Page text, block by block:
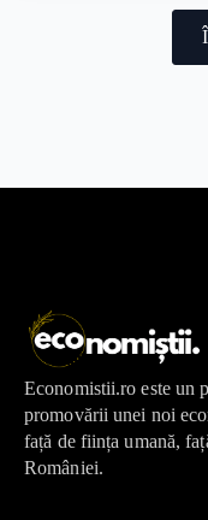
Economistii.ro este un
promovării unei noi
față de ființa umană,
României.